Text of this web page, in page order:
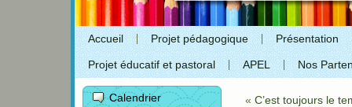
Accueil Projet pédagogique Présentation
Projet éducatif et pastoral APEL Nos
Calendrier « C’est toujours le